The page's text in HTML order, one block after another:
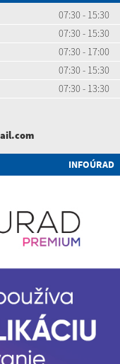
07:30 - 15:30
07:30 - 15:30
07:30 - 17:00
07:30 - 15:30
07:30 - 13:30
INFOÚRAD